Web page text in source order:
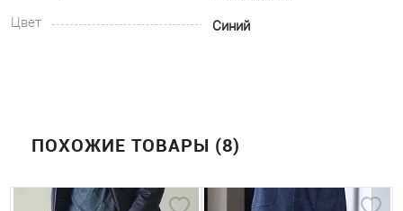
Цвет
Синий
ПОХОЖИЕ ТОВАРЫ (8)